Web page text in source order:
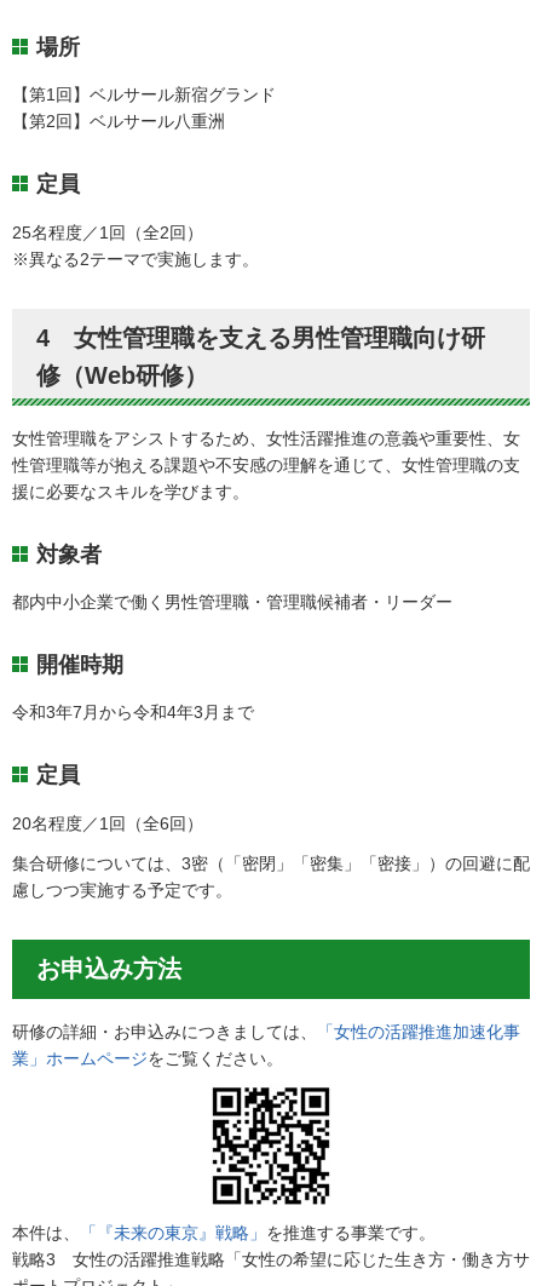
場所
【第1回】ベルサール新宿グランド
【第2回】ベルサール八重洲
定員
25名程度／1回（全2回）
※異なる2テーマで実施します。
4 女性管理職を支える男性管理職向け研
修（Web研修）
女性管理職をアシストするため、女性活躍推進の意義や重要性、女
性管理職等が抱える課題や不安感の理解を通じて、女性管理職の支
援に必要なスキルを学びます。
対象者
都内中小企業で働く男性管理職・管理職候補者・リーダー
開催時期
令和3年7月から令和4年3月まで
定員
20名程度／1回（全6回）
集合研修については、3密（「密閉」「密集」「密接」）の回避に配
慮しつつ実施する予定です。
お申込み方法
研修の詳細・お申込みにつきましては、
「女性の活躍推進加速化事
業」ホームページをご覧ください。
本件は、 「『未来の東京』戦略」 を推進する事業です。
戦略3 女性の活躍推進戦略「女性の希望に応じた生き方・働き方サ